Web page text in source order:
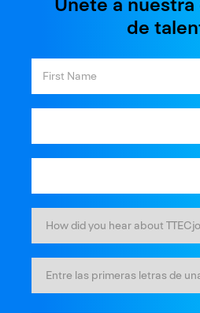
de